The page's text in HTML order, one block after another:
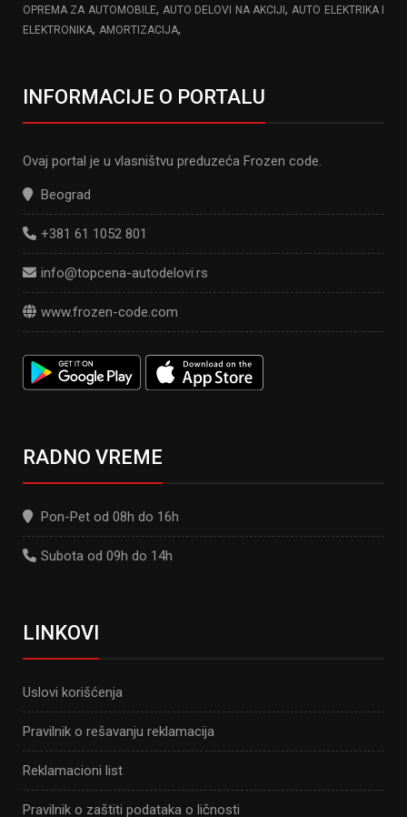
OPREMA ZA AUTOMOBILE,AUTO DELOVI NA AKCIJI,AUTO ELEKTRIKA I
ELEKTRONIKA, AMORTIZACIJA,
INFORMACIJE O PORTALU
Ovaj portal je u vlasništvu preduzeća Frozen code.
Beograd
+381 61 1052 801
info@topcena-autodelovi.rs
www.frozen-code.com
RADNO VREME
Pon-Pet od 08h do 16h
Subota od 09h do 14h
LINKOVI
Uslovi korišćenja
Pravilnik o rešavanju reklamacija
Reklamacioni list
Pravilnik o zaštiti podataka o ličnosti